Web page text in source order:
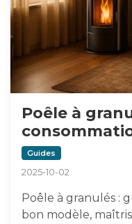
Poêle à
Guides
2025-10-02
Poêle à granulés :
bon modèle,